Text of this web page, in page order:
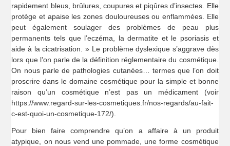
rapidement bleus, brûlures, coupures et piqûres d’insectes. Elle
protège et apaise les zones douloureuses ou enflammées. Elle
peut également soulager des problèmes de peau plus
permanents tels que l’eczéma, la dermatite et le psoriasis et
aide à la cicatrisation. » Le problème dyslexique s’aggrave dès
lors que l’on parle de la définition réglementaire du cosmétique.
On nous parle de pathologies cutanées… termes que l’on doit
proscrire dans le domaine cosmétique pour la simple et bonne
raison qu’un cosmétique n’est pas un médicament (voir
https://www.regard-sur-les-cosmetiques.fr/nos-regards/au-fait-
c-est-quoi-un-cosmetique-172/).
Pour bien faire comprendre qu’on a affaire à un produit
atypique, on nous vend une pommade, une forme cosmétique